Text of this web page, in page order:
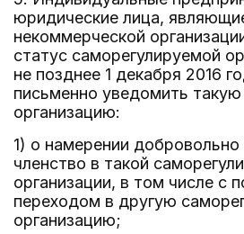
юридические лица,
некоммерческой
статус саморегулируемой
не позднее 1 декабря 2016
письменно уведомить
организацию:
1) о намерении добровольно
членство в такой
организации, в том числе с
переходом в другую
организацию;